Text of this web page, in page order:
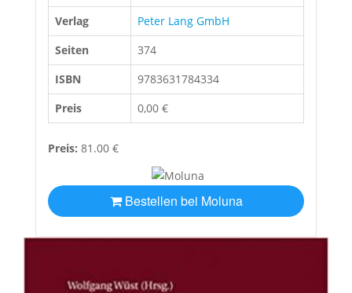
Verlag
Peter Lang GmbH
Seiten
374
ISBN
9783631784334
Preis
0,00 €
Preis: 81.00 €
Bestellen bei Moluna